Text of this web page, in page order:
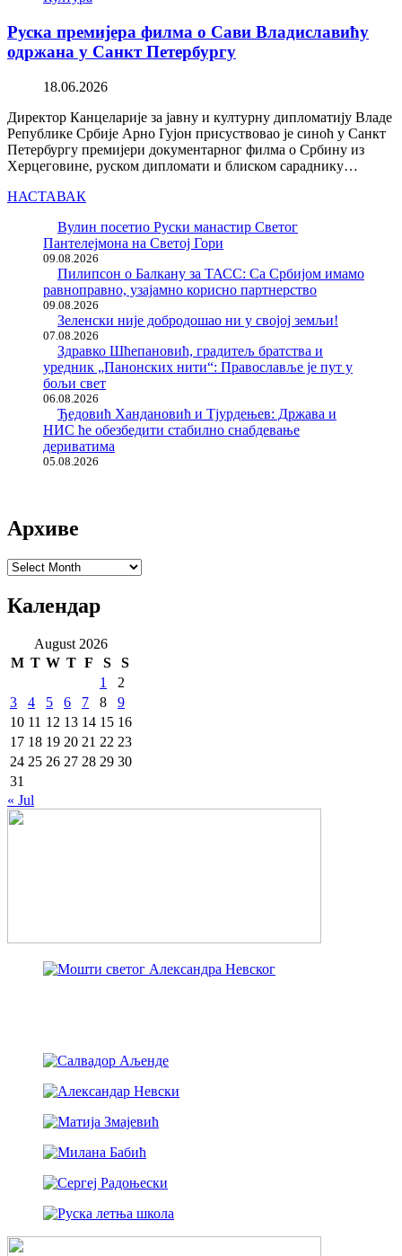
Руска премијера филма о Сави Владиславићу
одржана у Санкт Петербургу
18.06.2026
Директор Канцеларије за јавну и културну дипломатију Владе
Републике Србије Арно Гујон присуствовао је синоћ у Санкт
Петербургу премијери документарног филма о Србину из
Херцеговине, руском дипломати и блиском сараднику…
НАСТАВАК
Вулин посетио Руски манастир Светог
Пантелејмона на Светој Гори
09.08.2026
Пилипсон о Балкану за ТАСС: Са Србијом имамо
равноправно, узајамно корисно партнерство
09.08.2026
Зеленски није добродошао ни у својој земљи!
07.08.2026
Здравко Шћепановић, градитељ братства и
уредник „Панонских нити“: Православље је пут у
бољи свет
06.08.2026
Ђедовић Хандановић и Тјурдењев: Држава и
НИС ће обезбедити стабилно снабдевање
дериватима
05.08.2026
Архиве
Архиве
Календар
August 2026
M T W T F S
S
1
2
3
4 5 6 7 8
9
10 11 12 13 14 15 16
17 18 19 20 21 22 23
24 25 26 27 28 29 30
31
« Jul